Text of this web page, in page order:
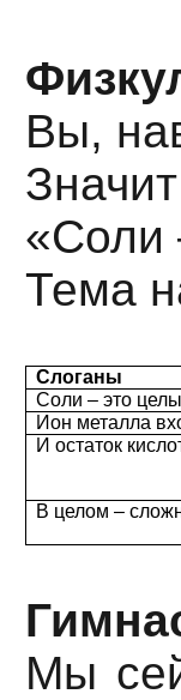
Вы,
«Соли
Тема
Слоганы
Соли – это
Ион металла
И остаток
В целом –
Мы